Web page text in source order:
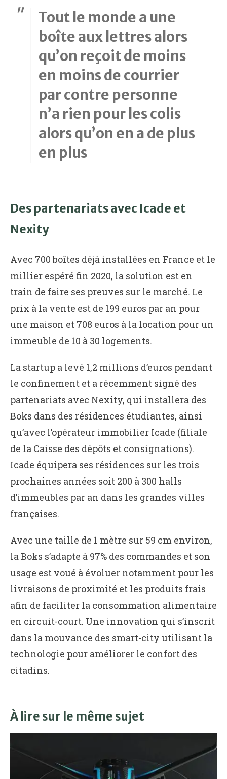
Tout le monde a une
boîte aux lettres alors
qu’on reçoit de moins
en moins de courrier
par contre personne
n’a rien pour les colis
alors qu’on en a de plus
en plus
Des partenariats avec Icade et
Nexity
Avec 700 boîtes déjà installées en France et le
millier espéré fin 2020, la solution est en
train de faire ses preuves sur le marché. Le
prix à la vente est de 199 euros par an pour
une maison et 708 euros à la location pour un
immeuble de 10 à 30 logements.
La startup a levé 1,2 millions d’euros pendant
le confinement et a récemment signé des
partenariats avec Nexity, qui installera des
Boks dans des résidences étudiantes, ainsi
qu’avec l’opérateur immobilier Icade (filiale
de la Caisse des dépôts et consignations).
Icade équipera ses résidences sur les trois
prochaines années soit 200 à 300 halls
d’immeubles par an dans les grandes villes
françaises.
Avec une taille de 1 mètre sur 59 cm environ,
la Boks s’adapte à 97% des commandes et son
usage est voué à évoluer notamment pour les
livraisons de proximité et les produits frais
afin de faciliter la consommation alimentaire
en circuit-court. Une innovation qui s’inscrit
dans la mouvance des smart-city utilisant la
technologie pour améliorer le confort des
citadins.
À lire sur le même sujet